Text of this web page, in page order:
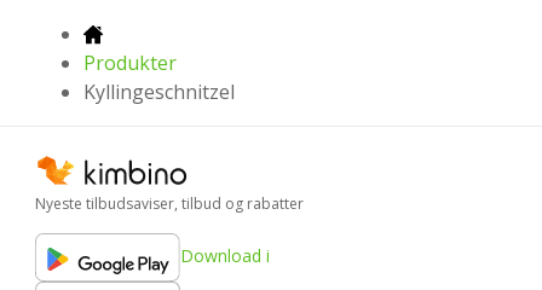
Produkter
Kyllingeschnitzel
Nyeste tilbudsaviser, tilbud og rabatter
Download i